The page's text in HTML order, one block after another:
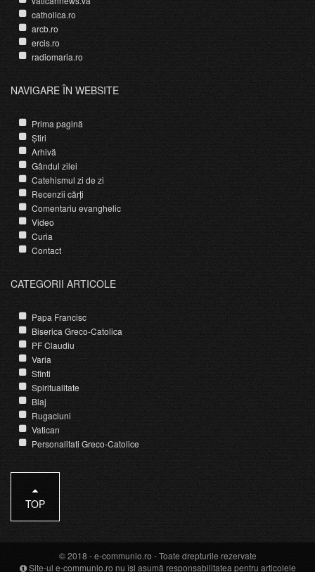
catholica.ro
arcb.ro
ercis.ro
radiomaria.ro
NAVIGARE ÎN WEBSITE
Prima pagină
Știri
Arhivă
Gândul zilei
Catehismul zi de zi
Recenzii cărți
Comentariu evanghelic
Video
Curia
Contact
CATEGORII ARTICOLE
Papa Francisc
Biserica Greco-Catolica
PF Claudiu
Varia
Sfinti
Spiritualitate
Blaj
Rugaciuni
Vatican
Personalitati Greco-Catolice
TOP
© 2018 -e-communio.ro - Toate drepturile rezervate
Site-ul e-communio.ro nu își asumă responsabilitatea pentru articolele